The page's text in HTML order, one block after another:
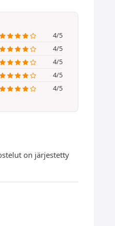
4/5
4/5
4/5
4/5
4/5
on järjestetty